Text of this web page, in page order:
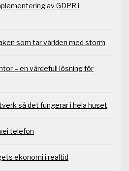
av GDPR i
som tar världen med storm
– en värdefull lösning för
så det fungerar i hela huset
telefon
ekonomi i realtid